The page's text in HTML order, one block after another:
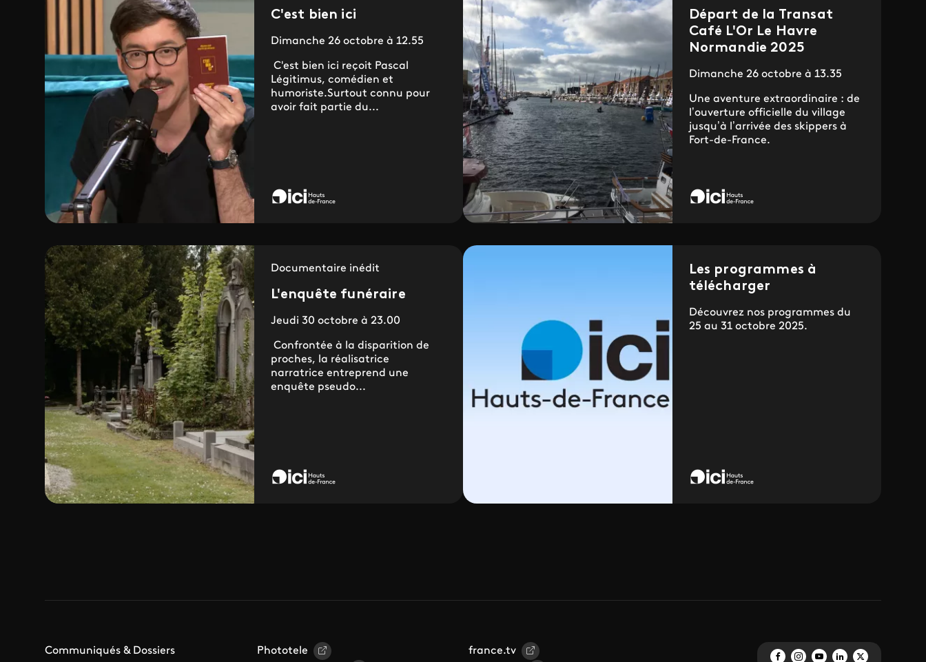
C'est bien ici
Dimanche 26 octobre à 12.55
C'est bien ici reçoit Pascal
Légitimus, comédien et
humoriste.Surtout connu pour
avoir fait partie du...
Départ de la Transat
Café L'Or Le Havre
Normandie 2025
Dimanche 26 octobre à 13.35
Une aventure extraordinaire : de
l’ouverture officielle du village
jusqu’à l’arrivée des skippers à
Fort-de-France.
Documentaire inédit
L'enquête funéraire
Jeudi 30 octobre à 23.00
Confrontée à la disparition de
proches, la réalisatrice
narratrice entreprend une
enquête pseudo...
Les programmes à
télécharger
Découvrez nos programmes du
25 au 31 octobre 2025.
Communiqués & Dossiers Phototele france.tv